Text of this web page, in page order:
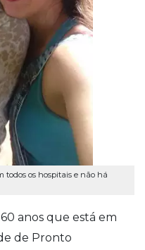
todos os hospitais e não há
anos que está em
de Pronto